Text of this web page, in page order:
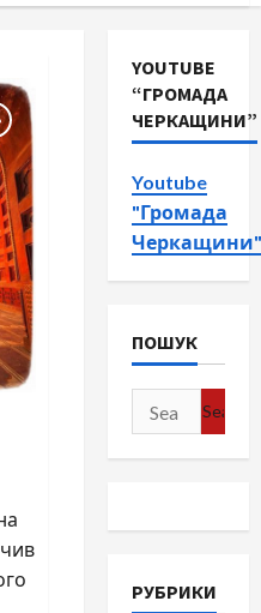
YOUTUBE
“ГРОМАДА
ЧЕРКАЩИНИ”
Youtube
"Громада
Черкащини"
ПОШУК
Search
for:
РУБРИКИ